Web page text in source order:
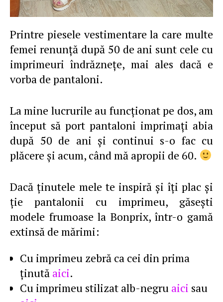
Printre piesele vestimentare la care multe
femei renunţă după 50 de ani sunt cele cu
imprimeuri îndrăzneţe, mai ales dacă e
vorba de pantaloni.
La mine lucrurile au funcţionat pe dos, am
început să port pantaloni imprimaţi abia
după 50 de ani şi continui s-o fac cu
plăcere şi acum, când mă apropii de 60.
Dacă ţinutele mele te inspiră şi îţi plac şi
ţie pantalonii cu imprimeu, găseşti
modele frumoase la Bonprix, într-o gamă
extinsă de mărimi:
Cu imprimeu zebră ca cei din prima
ţinută aici.
Cu imprimeu stilizat alb-negru aici sau